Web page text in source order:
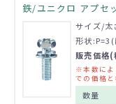
鉄/ユニクロ アプセ
サイズ/太
形状
販売価格
※本数によ
での価格と
数量